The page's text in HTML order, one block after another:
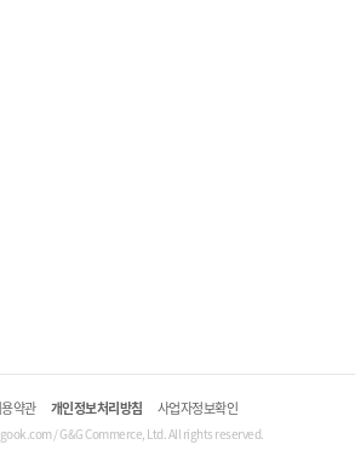
약관 개인정보처리방침 사업자정보확인
/ G&G Commerce, Ltd. All rights reserved.